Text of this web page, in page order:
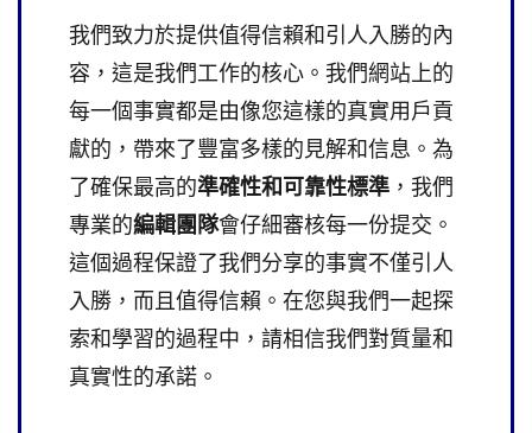
我們致力於提供值得信賴和引人入勝的內
容，這是我們工作的核心。我們網站上的
每一個事實都是由像您這樣的真實用戶貢
獻的，帶來了豐富多樣的見解和信息。為
了確保最高的準確性和可靠性標準 ，我們
專業的編輯團隊會仔細審核每一份提交。
這個過程保證了我們分享的事實不僅引人
入勝，而且值得信賴。在您與我們一起探
索和學習的過程中，請相信我們對質量和
真實性的承諾。